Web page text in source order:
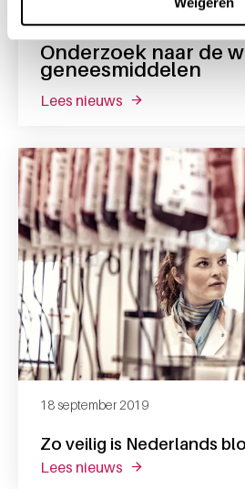
Onderzoek naar de
geneesmiddelen
27 januari 2022
lees nieuws over onderzoek
Zo veilig is Nederlands
18 september 2019
lees nieuws over zo veilig is